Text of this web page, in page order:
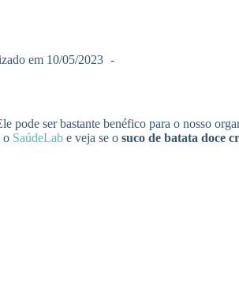
em 10/05/2023
ser bastante benéfico para o nosso
o SaúdeLab e veja se o suco de batata doce